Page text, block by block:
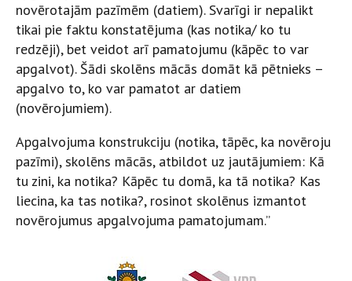
novērotajām pazīmēm (datiem). Svarīgi ir nepalikt
tikai pie faktu konstatējuma (kas notika/ ko tu
redzēji), bet veidot arī pamatojumu (kāpēc to var
apgalvot). Šādi skolēns mācās domāt kā pētnieks –
apgalvo to, ko var pamatot ar datiem
(novērojumiem).
Apgalvojuma konstrukciju (notika, tāpēc, ka novēroju
pazīmi), skolēns mācās, atbildot uz jautājumiem: Kā
tu zini, ka notika? Kāpēc tu domā, ka tā notika? Kas
liecina, ka tas notika?, rosinot skolēnus izmantot
novērojumus apgalvojuma pamatojumam.”